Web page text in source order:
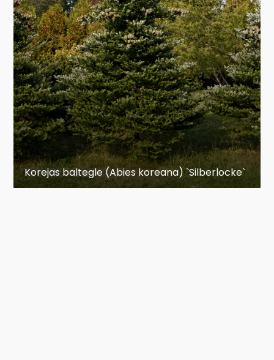
cm virs pumpuriem. Egles galveno galotni
parasti nesaīsina.
Sniega periodā:Ziemā skuju koku zari bieži
nolūzt biezās sniega segas dēļ - ieteicams tos
regulāri notraust no sniega. Februārī ieteicams
skujukokus apsegt ar agrotīklu vai egļu zariem,
lai tie neciestu no saules apdegumiem.
www.stadibulduri.lv
Baltegles (Abies)ir priežu dzimtas ģints, kurā
Korejas baltegle (Abies koreana) `Silberlocke`